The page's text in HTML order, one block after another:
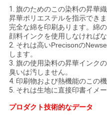
ニ
ュ
ー
ス
す
1. 旗のためのこの染料の昇華
昇華ポリエステルを指示でき
完全な綿を印刷あります。綿
顔料インクを使用しなければな
2. それは高いPrecisonの
します。
3. 旗の使用染料の昇華インク
臭いは汚しません。
4. 印刷物および熱機能のこの
5. それは生地に直接印書イメー
プロダクト技術的なデータ